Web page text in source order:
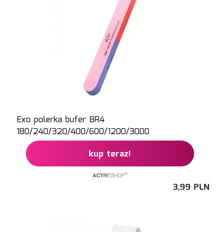
Exo polerka bufer BR4
180/240/320/400/600/1200/3000
kup teraz!
3,99 PLN